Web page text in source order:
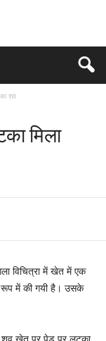
शव
मिला
विचित्रा में खेत में एक
रूप में की गयी है। उसके